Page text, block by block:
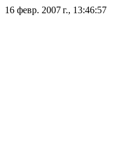
16 февр. 2007 г., 13:46:57